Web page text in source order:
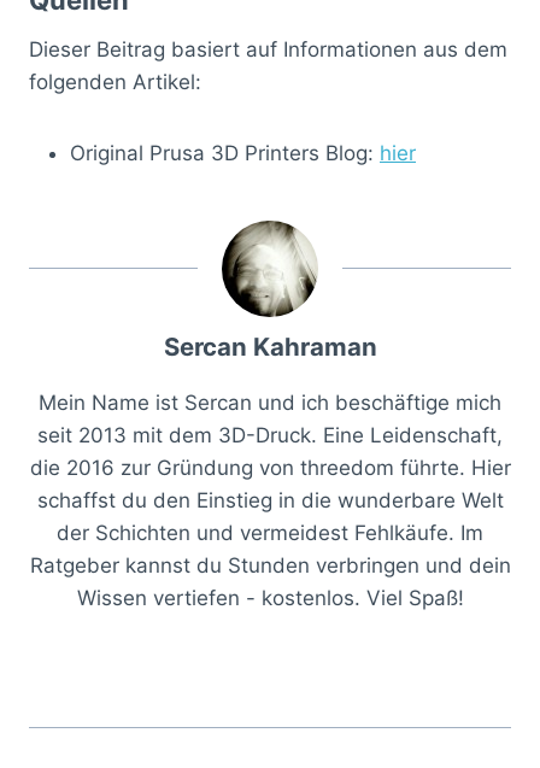
Dieser Beitrag basiert auf Informationen aus dem
folgenden Artikel:
Original Prusa 3D Printers Blog: hier
Sercan Kahraman
Mein Name ist Sercan und ich beschäftige mich
seit 2013 mit dem 3D-Druck. Eine Leidenschaft,
die 2016 zur Gründung von threedom führte. Hier
schaffst du den Einstieg in die wunderbare Welt
der Schichten und vermeidest Fehlkäufe. Im
Ratgeber kannst du Stunden verbringen und dein
Wissen vertiefen - kostenlos. Viel Spaß!